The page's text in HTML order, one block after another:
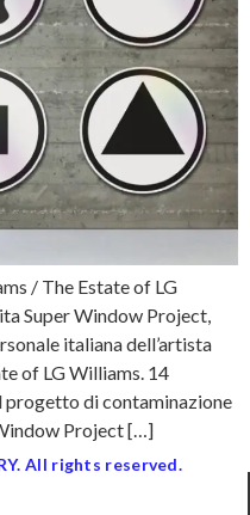
/ The Estate of LG
Super Window Project,
italiana dell’artista
of LG Williams. 14
di contaminazione
Project […]
All rights reserved.